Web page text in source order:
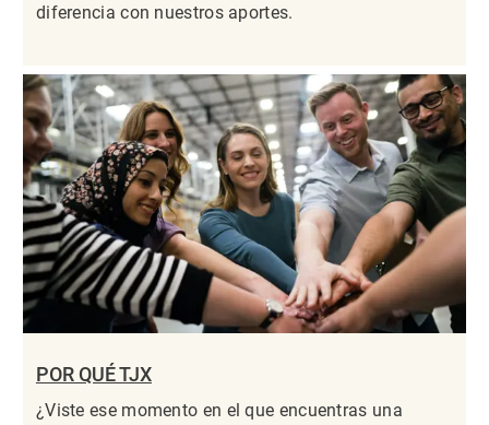
diferencia con nuestros aportes.
POR QUÉ TJX
¿Viste ese momento en el que encuentras una